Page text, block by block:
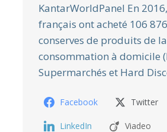
KantarWorldPanel En
français ont acheté 106
conserves de produits de
consommation à domicile
Supermarchés et Hard
Facebook Twitter
LinkedIn Viadeo